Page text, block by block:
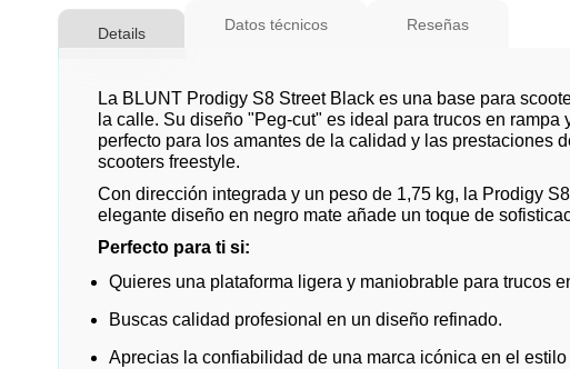
al
comienzo
galería
imágenes
Details
La BLUNT Prodigy S8 Street Black es una base para
la calle. Su diseño "Peg-cut" es ideal para trucos en
perfecto para los amantes de la calidad y las prestaciones
scooters freestyle.
Con dirección integrada y un peso de 1,75 kg, la Prodigy
elegante diseño en negro mate añade un toque de
Perfecto para ti si:
Quieres una plataforma ligera y maniobrable para trucos
Buscas calidad profesional en un diseño refinado.
Aprecias la confiabilidad de una marca icónica en el estilo
Datos técnicos Reseñas